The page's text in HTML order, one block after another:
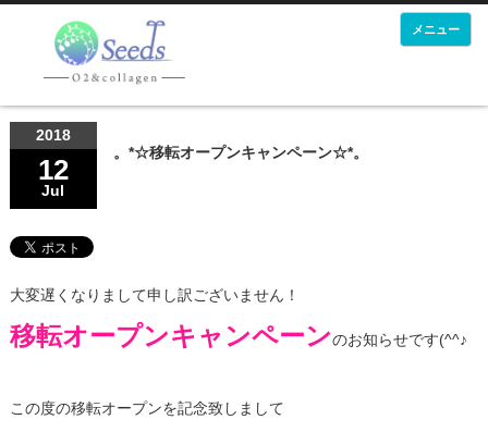
メニュー
2018
12
Jul
。*☆移転オープンキャンペーン☆*。
大変遅くなりまして申し訳ございません！
移転オープンキャンペーンのお知らせです(^^♪
この度の移転オープンを記念致しまして